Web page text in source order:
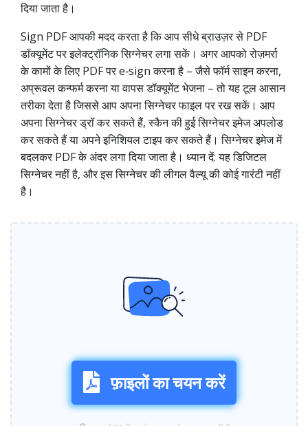
दिया जाता है।
Sign PDF आपकी मदद करता है कि आप सीधे ब्राउज़र से PDF
डॉक्यूमेंट पर इलेक्ट्रॉनिक सिग्नेचर लगा सकें। अगर आपको रोज़मर्रा
के कामों के लिए PDF पर e‑sign करना है – जैसे फॉर्म साइन करना,
अप्रूवल कन्फर्म करना या वापस डॉक्यूमेंट भेजना – तो यह टूल आसान
तरीका देता है जिससे आप अपना सिग्नेचर फाइल पर रख सकें। आप
अपना सिग्नेचर ड्रॉ कर सकते हैं, स्कैन की हुई सिग्नेचर इमेज अपलोड
कर सकते हैं या अपने इनिशियल टाइप कर सकते हैं। सिग्नेचर इमेज में
बदलकर PDF के अंदर लगा दिया जाता है। ध्यान दें: यह डिजिटल
सिग्नेचर नहीं है, और इस सिग्नेचर की लीगल वैल्यू की कोई गारंटी नहीं
है।
फ़ाइलों का चयन करें